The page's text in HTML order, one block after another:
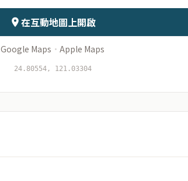
在互動地圖上開啟
Google Maps · Apple Maps
24.80554, 121.03304